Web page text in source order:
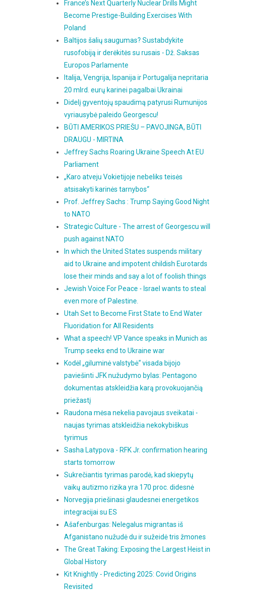
France’s Next Quarterly Nuclear Drills Might
Become Prestige-Building Exercises With
Poland
Baltijos šalių saugumas? Sustabdykite
rusofobiją ir derėkitės su rusais - Dž. Saksas
Europos Parlamente
Italija, Vengrija, Ispanija ir Portugalija nepritaria
20 mlrd. eurų karinei pagalbai Ukrainai
Didelį gyventojų spaudimą patyrusi Rumunijos
vyriausybė paleido Georgescu!
BŪTI AMERIKOS PRIEŠU – PAVOJINGA, BŪTI
DRAUGU - MIRTINA
Jeffrey Sachs Roaring Ukraine Speech At EU
Parliament
„Karo atveju Vokietijoje nebeliks teisės
atsisakyti karinės tarnybos“
Prof. Jeffrey Sachs : Trump Saying Good Night
to NATO
Strategic Culture - The arrest of Georgescu will
push against NATO
In which the United States suspends military
aid to Ukraine and impotent childish Eurotards
lose their minds and say a lot of foolish things
Jewish Voice For Peace - Israel wants to steal
even more of Palestine.
Utah Set to Become First State to End Water
Fluoridation for All Residents
What a speech! VP Vance speaks in Munich as
Trump seeks end to Ukraine war
Kodėl „giluminė valstybė“ visada bijojo
paviešinti JFK nužudymo bylas: Pentagono
dokumentas atskleidžia karą provokuojančią
priežastį
Raudona mėsa nekelia pavojaus sveikatai -
naujas tyrimas atskleidžia nekokybiškus
tyrimus
Sasha Latypova - RFK Jr. confirmation hearing
starts tomorrow
Sukrečiantis tyrimas parodė, kad skiepytų
vaikų autizmo rizika yra 170 proc. didesnė
Norvegija priešinasi glaudesnei energetikos
integracijai su ES
Ašafenburgas: Nelegalus migrantas iš
Afganistano nužudė du ir sužeidė tris žmones
The Great Taking: Exposing the Largest Heist in
Global History
Kit Knightly - Predicting 2025: Covid Origins
Revisited